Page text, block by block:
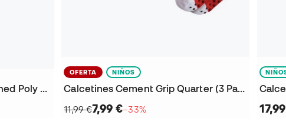
Calcetines Everyday Cushioned Poly Crew (3 Pares)
OFERTA NIÑOS
Calcetines Cement Grip Quarter (3 Pares)
11,99 €7,99 €−33%